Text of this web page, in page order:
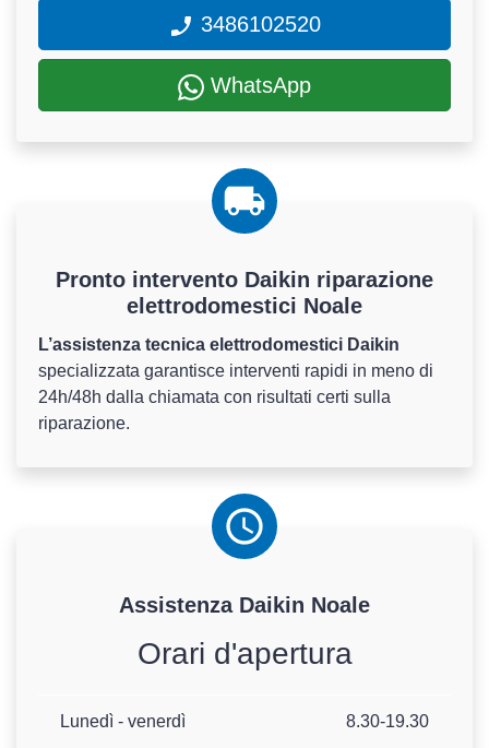
3486102520
WhatsApp
Pronto intervento Daikin riparazione
elettrodomestici Noale
L’assistenza tecnica elettrodomestici Daikin
specializzata garantisce interventi rapidi in meno di
24h/48h dalla chiamata con risultati certi sulla
riparazione.
Assistenza Daikin Noale
Orari d'apertura
Lunedì - venerdì 8.30-19.30